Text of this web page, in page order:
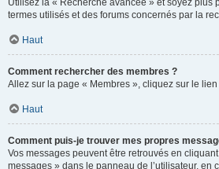
Utilisez la « Recherche avancée » et soyez plus
termes utilisés et des forums concernés par la
Haut
Comment rechercher des membres ?
Allez sur la page « Membres », cliquez sur le
Haut
Comment puis-je trouver mes propres
Vos messages peuvent être retrouvés en
messages » dans le panneau de l’utilisateur, en